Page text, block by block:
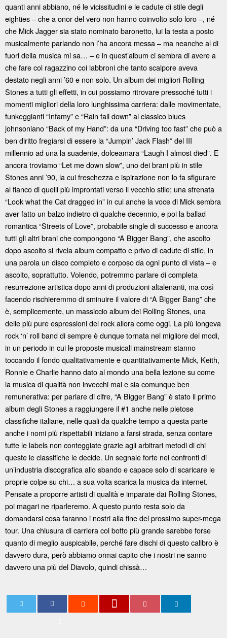
quanti anni abbiano, né le vicissitudini e le cadute di stile degli
eighties – che a onor del vero non hanno coinvolto solo loro –, né
che Mick Jagger sia stato nominato baronetto, lui la testa a posto
musicalmente parlando non l’ha ancora messa – ma neanche al di
fuori della musica mi sa… – e in quest’album ci sembra di avere a
che fare col ragazzino coi labbroni che tanto scalpore aveva
destato negli anni ’60 e non solo. Un album dei migliori Rolling
Stones a tutti gli effetti, in cui possiamo ritrovare pressoché tutti i
momenti migliori della loro lunghissima carriera: dalle movimentate,
funkeggianti “Infamy” e “Rain fall down” al classico blues
johnsoniano “Back of my Hand”: da una “Driving too fast” che può a
ben diritto fregiarsi di essere la “Jumpin’ Jack Flash” del III
millennio ad una la suadente, dolceamara “Laugh I almost died”. E
ancora troviamo “Let me down slow”, uno dei brani più in stile
Stones anni ’90, la cui freschezza e ispirazione non lo fa sfigurare
al fianco di quelli più improntati verso il vecchio stile; una sfrenata
“Look what the Cat dragged in” in cui anche la voce di Mick sembra
aver fatto un balzo indietro di qualche decennio, e poi la ballad
romantica “Streets of Love”, probabile single di successo e ancora
tutti gli altri brani che compongono “A Bigger Bang”, che ascolto
dopo ascolto si rivela album compatto e privo di cadute di stile, in
una parola un disco completo e corposo da ogni punto di vista – e
ascolto, soprattutto. Volendo, potremmo parlare di completa
resurrezione artistica dopo anni di produzioni altalenanti, ma così
facendo rischieremmo di sminuire il valore di “A Bigger Bang” che
è, semplicemente, un massiccio album dei Rolling Stones, una
delle più pure espressioni del rock allora come oggi. La più longeva
rock ‘n’ roll band di sempre è dunque tornata nel migliore dei modi,
in un periodo in cui le proposte musicali mainstream stanno
toccando il fondo qualitativamente e quantitativamente Mick, Keith,
Ronnie e Charlie hanno dato al mondo una bella lezione su come
la musica di qualità non invecchi mai e sia comunque ben
remunerativa: per parlare di cifre, “A Bigger Bang” è stato il primo
album degli Stones a raggiungere il #1 anche nelle pietose
classifiche italiane, nelle quali da qualche tempo a questa parte
anche i nomi più rispettabili iniziano a farsi strada, senza contare
tutte le labels non conteggiate grazie agli arbitrari metodi di chi
queste le classifiche le decide. Un segnale forte nei confronti di
un’industria discografica allo sbando e capace solo di scaricare le
proprie colpe su chi… a sua volta scarica la musica da internet.
Pensate a proporre artisti di qualità e imparate dai Rolling Stones,
poi magari ne riparleremo. A questo punto resta solo da
domandarsi cosa faranno i nostri alla fine del prossimo super-mega
tour. Una chiusura di carriera col botto più grande sarebbe forse
quanto di meglio auspicabile, perché fare dischi di questo calibro è
davvero dura, però abbiamo ormai capito che i nostri ne sanno
davvero una più del Diavolo, quindi chissà…